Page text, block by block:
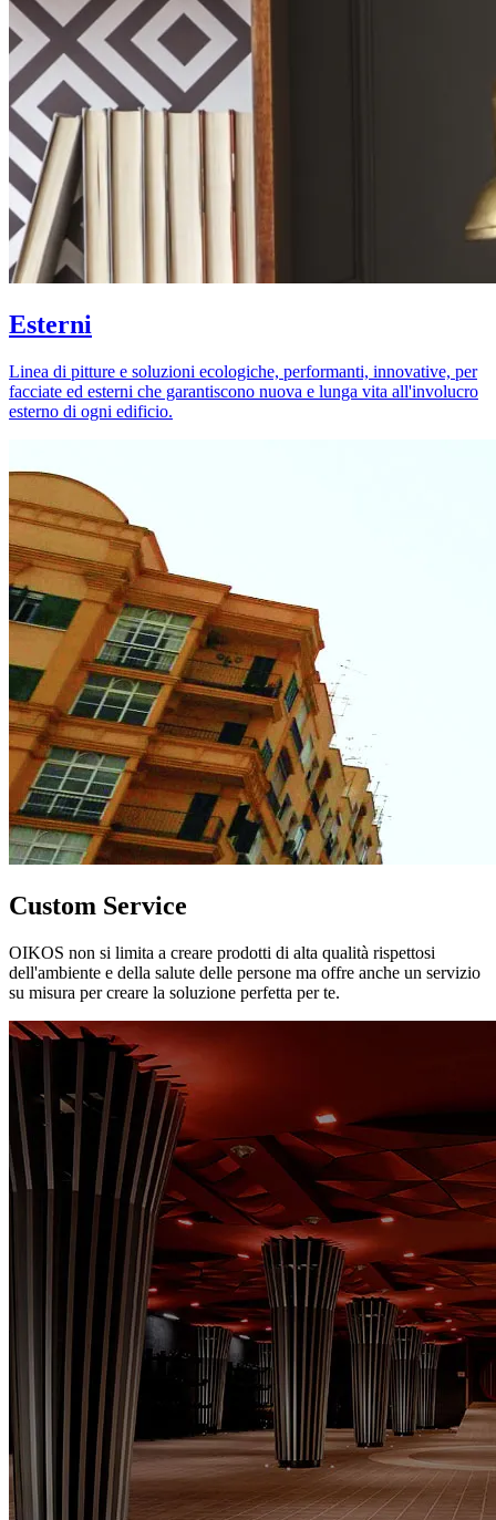
Esterni
Linea di pitture e soluzioni ecologiche, performanti, innovative, per
facciate ed esterni che garantiscono nuova e lunga vita all'involucro
esterno di ogni edificio.
Custom Service
OIKOS non si limita a creare prodotti di alta qualità rispettosi
dell'ambiente e della salute delle persone ma offre anche un servizio
su misura per creare la soluzione perfetta per te.